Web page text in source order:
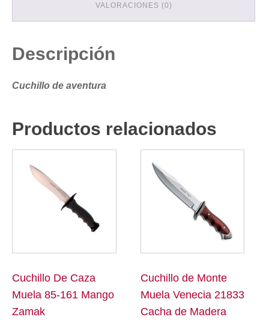
VALORACIONES (0)
Descripción
Cuchillo de aventura
Productos relacionados
Cuchillo De Caza
Muela 85-161 Mango
Zamak
Cuchillo de Monte
Muela Venecia 21833
Cacha de Madera